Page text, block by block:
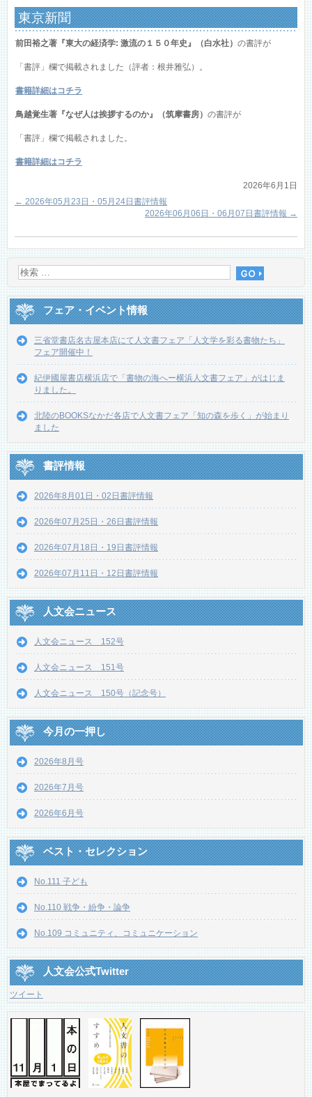
東京新聞
前田裕之著『東大の経済学: 激流の１５０年史』（白水社）の書評が
「書評」欄で掲載されました（評者：根井雅弘）。
書籍詳細はコチラ
鳥越覚生著『なぜ人は挨拶するのか』（筑摩書房）の書評が
「書評」欄で掲載されました。
書籍詳細はコチラ
2026年6月1日
← 2026年05月23日・05月24日書評情報
2026年06月06日・06月07日書評情報 →
フェア・イベント情報
三省堂書店名古屋本店にて人文書フェア「人文学を彩る書物たち」
フェア開催中！
紀伊國屋書店横浜店で「書物の海へー横浜人文書フェア」がはじま
りました。
北陸のBOOKSなかだ各店で人文書フェア「知の森を歩く」が始まり
ました
書評情報
2026年8月01日・02日書評情報
2026年07月25日・26日書評情報
2026年07月18日・19日書評情報
2026年07月11日・12日書評情報
人文会ニュース
人文会ニュース 152号
人文会ニュース 151号
人文会ニュース 150号（記念号）
今月の一押し
2026年8月号
2026年7月号
2026年6月号
ベスト・セレクション
No.111 子ども
No.110 戦争・紛争・論争
No.109 コミュニティ、コミュニケーション
人文会公式Twitter
ツイート